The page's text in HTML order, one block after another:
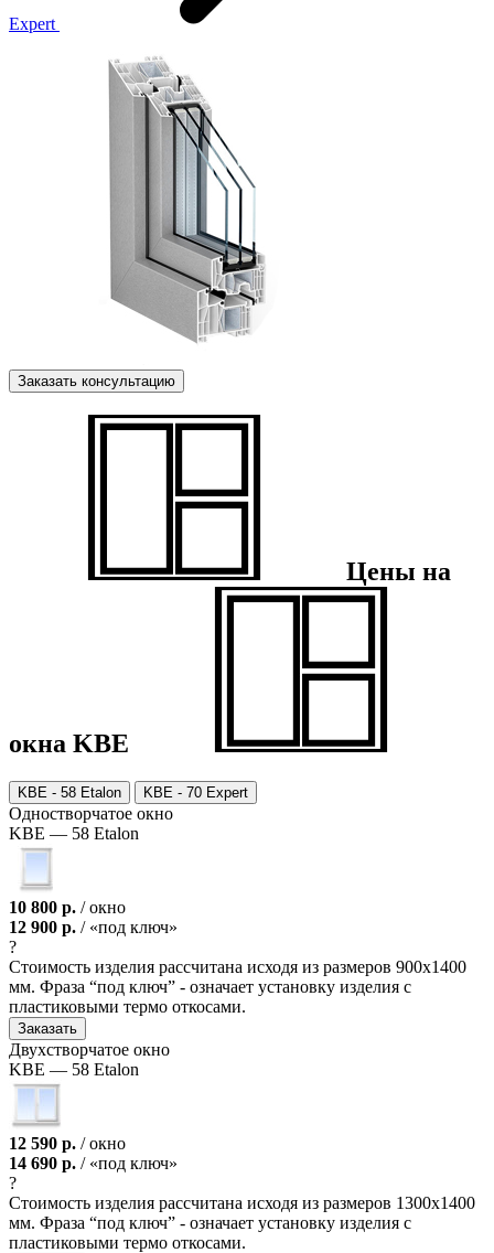
Expert
Заказать консультацию
Цены на
окна KBE
KBE - 58 Etalon KBE - 70 Expert
Одноствор­чатое окно
KBE — 58 Etalon
10 800 р. / окно
12 900 р. / «под ключ»
?
Стоимость изделия рассчитана исходя из размеров 900х1400
мм. Фраза “под ключ” - означает установку изделия с
пластиковыми термо откосами.
Заказать
Двухствор­чатое окно
KBE — 58 Etalon
12 590 р. / окно
14 690 р. / «под ключ»
?
Стоимость изделия рассчитана исходя из размеров 1300х1400
мм. Фраза “под ключ” - означает установку изделия с
пластиковыми термо откосами.